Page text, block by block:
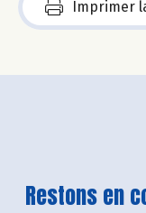
Imprimer
Restons en